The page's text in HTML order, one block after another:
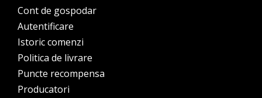
Cont de gospodar
Autentificare
Istoric comenzi
Politica de livrare
Puncte recompensa
Producatori